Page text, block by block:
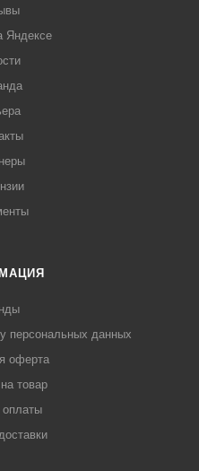
Яндексе
персональных данных
оферта
товар
оплаты